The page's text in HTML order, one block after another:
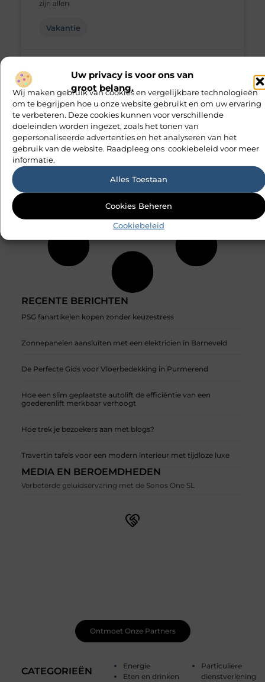
Uw privacy is voor ons van
groot belang.
Wij maken gebruik van cookies en vergelijkbare technologieën
om te begrijpen hoe u onze website gebruikt en om uw ervaring
te verbeteren. Deze cookies kunnen voor verschillende
doeleinden worden ingezet, zoals het tonen van
gepersonaliseerde advertenties en het analyseren van het
gebruik van de website. Raadpleeg ons cookiebeleid voor meer
informatie.
Alles Toestaan
Cookies Beheren
Cookiebeleid
RECENTE BERICHTEN
PSG fanartikelen kopen zonder keuzestress
Zonnepanelen aansluiten met een elektricien in Barneveld
De Perfecte Gids voor Vloerbedekking in Purmerend
Hoe een slim geplaatste autolift de efficiëntie van een
goederenlift merkbaar verhoogt
Hoe trek je bezoekers aan met blogs?
Travertin tafels voor een modern interieur met tijdloze luxe
CATEGORIEËN
Energie
Eten en drinken
Particuliere
dienstverlening
MEDIA EN BEROEMDHEDEN
Verbeterde geluidservaring met de Sonos One SL
Ontmoet Onze Partners
zijn allen
Vakantie